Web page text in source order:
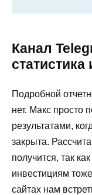
Канал
Подробной
нет. Макс просто
результатами,
закрыта.
получится, так
инвестициям
сайтах нам